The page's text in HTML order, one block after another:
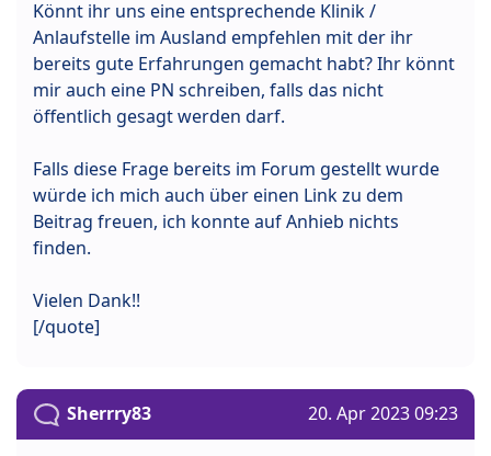
Könnt ihr uns eine entsprechende Klinik /
Anlaufstelle im Ausland empfehlen mit der ihr
bereits gute Erfahrungen gemacht habt? Ihr könnt
mir auch eine PN schreiben, falls das nicht
öffentlich gesagt werden darf.
Falls diese Frage bereits im Forum gestellt wurde
würde ich mich auch über einen Link zu dem
Beitrag freuen, ich konnte auf Anhieb nichts
finden.
Vielen Dank!!
[/quote]
Sherrry83 20. Apr 2023 09:23